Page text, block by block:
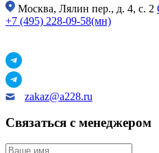
Москва, Лялин пер., д. 4, с. 2
+7 (495) 228-09-58(мн)
zakaz@a228.ru
Связаться с менеджером